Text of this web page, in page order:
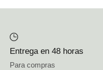
Entrega en 48 horas
Para compras